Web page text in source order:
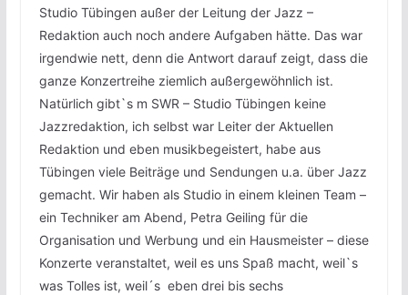
Studio Tübingen außer der Leitung der Jazz –
Redaktion auch noch andere Aufgaben hätte. Das war
irgendwie nett, denn die Antwort darauf zeigt, dass die
ganze Konzertreihe ziemlich außergewöhnlich ist.
Natürlich gibt`s m SWR – Studio Tübingen keine
Jazzredaktion, ich selbst war Leiter der Aktuellen
Redaktion und eben musikbegeistert, habe aus
Tübingen viele Beiträge und Sendungen u.a. über Jazz
gemacht. Wir haben als Studio in einem kleinen Team –
ein Techniker am Abend, Petra Geiling für die
Organisation und Werbung und ein Hausmeister – diese
Konzerte veranstaltet, weil es uns Spaß macht, weil`s
was Tolles ist, weil´s eben drei bis sechs